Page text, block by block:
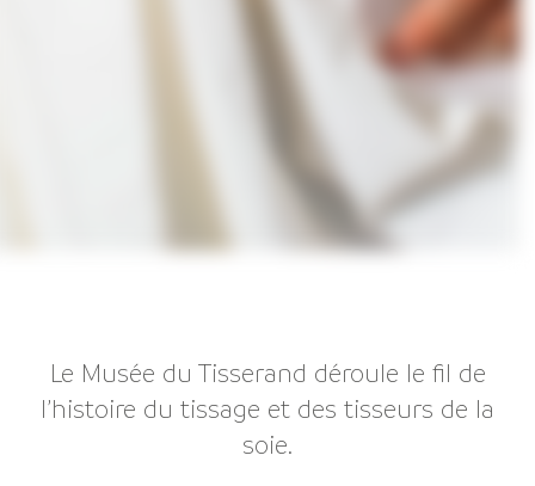
Le Musée du Tisserand déroule le fil de
l’histoire du tissage et des tisseurs de la
soie.